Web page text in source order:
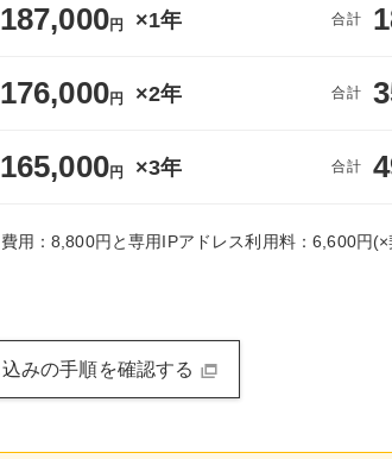
187,000円 ×1年 合計
176,000円 ×2年 合計
165,000円 ×3年 合計
用：8,800円と専用IPアドレス利用料：6,600円
みの手順を確認する